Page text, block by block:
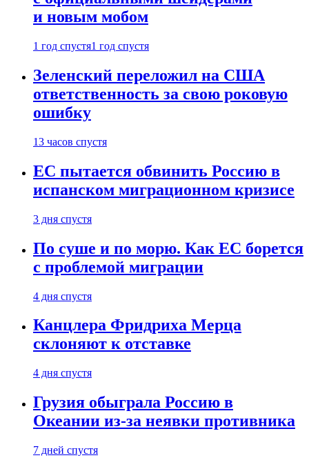
и новым мобом
1 год спустя1 год спустя
Зеленский переложил на США
ответственность за свою роковую
ошибку
13 часов спустя
ЕС пытается обвинить Россию в
испанском миграционном кризисе
3 дня спустя
По суше и по морю. Как ЕС борется
с проблемой миграции
4 дня спустя
Канцлера Фридриха Мерца
склоняют к отставке
4 дня спустя
Грузия обыграла Россию в
Океании из-за неявки противника
7 дней спустя